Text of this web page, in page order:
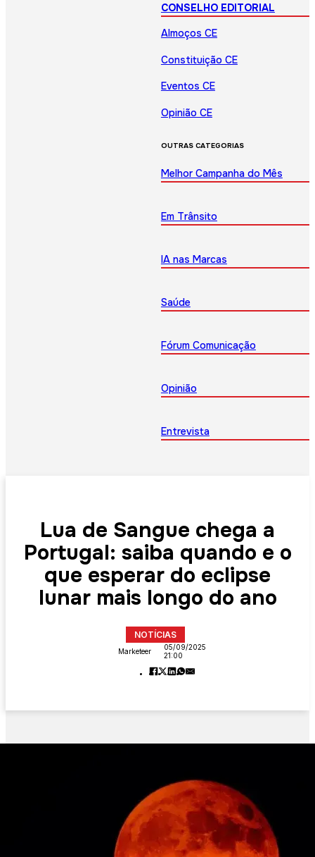
CONSELHO EDITORIAL
Almoços CE
Constituição CE
Eventos CE
Opinião CE
OUTRAS CATEGORIAS
Melhor Campanha do Mês
Em Trânsito
IA nas Marcas
Saúde
Fórum Comunicação
Opinião
Entrevista
Lua de Sangue chega a
Portugal: saiba quando e o
que esperar do eclipse
lunar mais longo do ano
NOTÍCIAS
Marketeer
05/09/2025
21:00